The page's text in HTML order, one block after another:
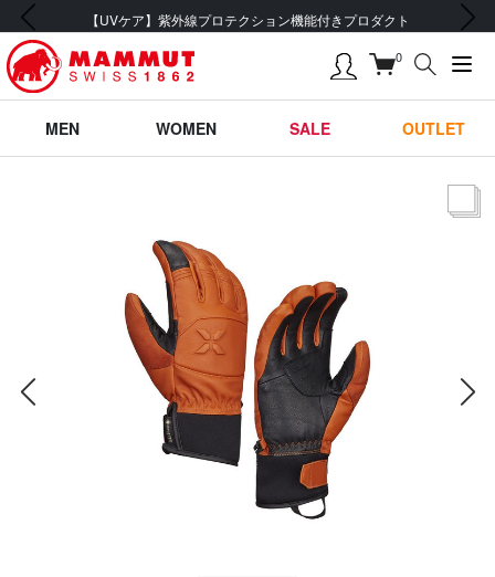
【UVケア】紫外線プロテクション機能付きプロダクト
前の画像 次の画像
0
MEN WOMEN SALE OUTLET